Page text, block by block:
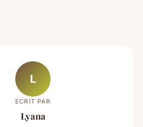
L
ECRIT PAR
Lyana